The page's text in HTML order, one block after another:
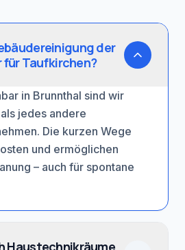
der
Taufkirchen?
in Brunnthal sind wir
jedes andere
Die kurzen Wege
und ermöglichen
– auch für spontane
Haustechnikräume